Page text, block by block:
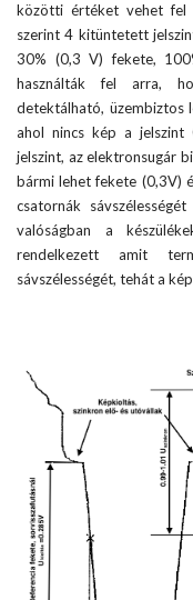
közötti értéket vehet fel
szerint 4 kitüntetett
30% (0,3 V) fekete,
használták fel arra,
detektálható, üzembiztos
ahol nincs kép a
jelszint, az elektronsugár
bármi lehet fekete (0,3V)
csatornák
valóságban a
rendelkezett amit
sávszélességét, tehát a